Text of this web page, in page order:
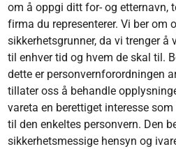
om å oppgi ditt for- og etternavn,
firma du representerer. Vi ber om
sikkerhetsgrunner, da vi trenger å
til enhver tid og hvem de skal til.
dette er personvernforordningen
tillater oss å behandle
vareta en berettiget interesse
til den enkeltes personvern. Den
sikkerhetsmessige hensyn og